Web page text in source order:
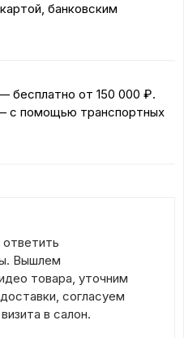
банковским
бесплатно от 150 000 ₽.
с помощью транспортных
Вышлем
товара, уточним
согласуем
в салон.